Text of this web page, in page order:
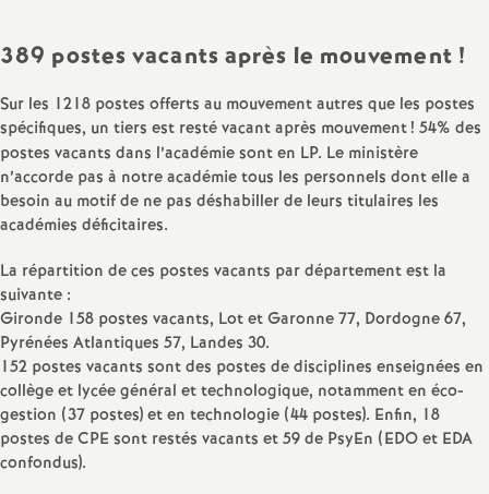
e
m
e
t
s
d
389 postes vacants après le mouvement !
Sur les 1218 postes offerts au mouvement autres que les postes
spécifiques, un tiers est resté vacant après mouvement! 54% des
postes vacants dans l’académie sont en LP. Le ministère
n’accorde pas à notre académie tous les personnels dont elle a
besoin au motif de ne pas déshabiller de leurs titulaires les
académies déficitaires.
La répartition de ces postes vacants par département est la
suivante :
Gironde 158 postes vacants, Lot et Garonne 77, Dordogne 67,
Pyrénées Atlantiques 57, Landes 30.
152 postes vacants sont des postes de disciplines enseignées en
collège et lycée général et technologique, notamment en éco-
gestion (37 postes) et en technologie (44 postes). Enfin, 18
postes de CPE sont restés vacants et 59 de PsyEn (EDO et EDA
confondus).